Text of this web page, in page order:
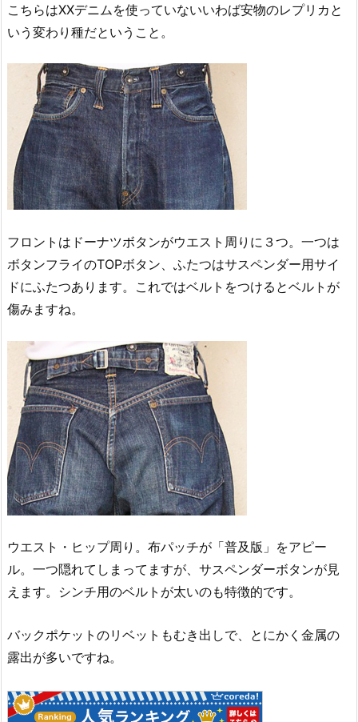
こちらはXXデニムを使っていないいわば安物のレプリカと
いう変わり種だということ。
フロントはドーナツボタンがウエスト周りに３つ。一つは
ボタンフライのTOPボタン、ふたつはサスペンダー用サイ
ドにふたつあります。これではベルトをつけるとベルトが
傷みますね。
ウエスト・ヒップ周り。布パッチが「普及版」をアピー
ル。一つ隠れてしまってますが、サスペンダーボタンが見
えます。シンチ用のベルトが太いのも特徴的です。
バックポケットのリベットもむき出しで、とにかく金属の
露出が多いですね。